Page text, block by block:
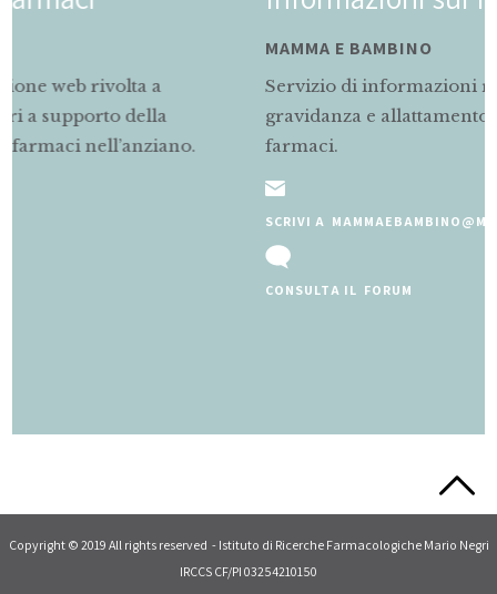
Servizio di informazioni rivolto alle mamme in
gravidanza e allattamento sul corretto uso dei
farmaci.
SCRIVI A MAMMAEBAMBINO@MARIONEGRI.IT
Copyright © 2019 All rights reserved - Istituto di Ricerche Farmacologiche Mario Negri
IRCCS CF/PI 03254210150